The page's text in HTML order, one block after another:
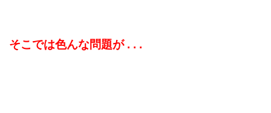
そこでは色んな問題が . . .